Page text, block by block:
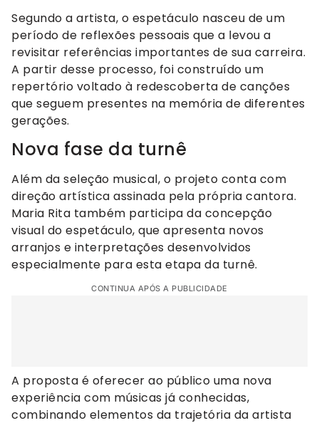
Segundo a artista, o espetáculo nasceu de um
período de reflexões pessoais que a levou a
revisitar referências importantes de sua carreira.
A partir desse processo, foi construído um
repertório voltado à redescoberta de canções
que seguem presentes na memória de diferentes
gerações.
Nova fase da turnê
Além da seleção musical, o projeto conta com
direção artística assinada pela própria cantora.
Maria Rita também participa da concepção
visual do espetáculo, que apresenta novos
arranjos e interpretações desenvolvidos
especialmente para esta etapa da turnê.
CONTINUA APÓS A PUBLICIDADE
A proposta é oferecer ao público uma nova
experiência com músicas já conhecidas,
combinando elementos da trajetória da artista